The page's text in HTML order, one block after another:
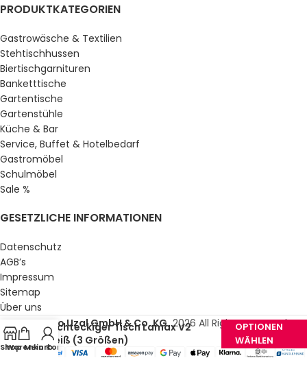
PRODUKTKATEGORIEN
Gastrowäsche & Textilien
Stehtischhussen
Biertischgarnituren
Banketttische
Gartentische
Gartenstühle
Küche & Bar
Service, Buffet & Hotelbedarf
Gastromöbel
Schulmöbel
Sale %
GESETZLICHE INFORMATIONEN
Datenschutz
AGB’s
Impressum
Sitemap
Über uns
© Gastro Uzal GmbH & Co. KG.2026 All Rights Reserved.
Shop
Warenkorb
Mein Konto
Rechteckiger Tisch Lamax V2
Weiß (3 Größen)
OPTIONEN
WÄHLEN